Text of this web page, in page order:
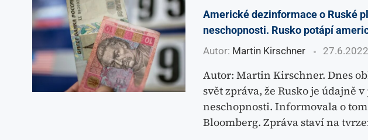
Americké dezinformace o Ruské
neschopnosti. Rusko potápí
Autor: Martin Kirschner 27.6.2022
Autor: Martin Kirschner. Dnes
svět zpráva, že Rusko je údajně
neschopnosti. Informovala o
Bloomberg. Zpráva staví na